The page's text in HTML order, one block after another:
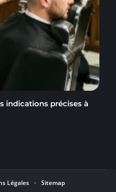
indications précises à
Légales Sitemap